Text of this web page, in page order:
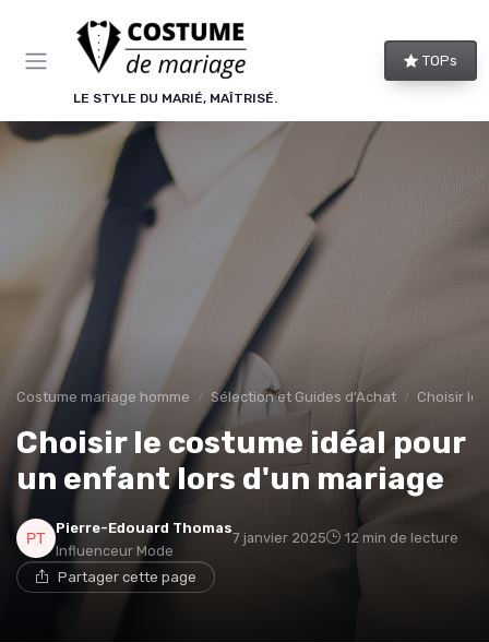
LE STYLE DU MARIÉ, MAÎTRISÉ.
TOPs
Costume mariage homme Sélection et Guides d'Achat Choisir le
Choisir le costume idéal pour
un enfant lors d'un mariage
Pierre-Edouard Thomas
Influenceur Mode
7 janvier 2025 12 min de lecture
Partager cette page